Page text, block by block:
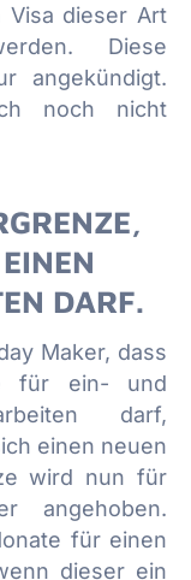
Visa dieser Art
Diese
angekündigt.
noch nicht
DARF.
Maker, dass
für ein- und
darf,
einen neuen
wird nun für
angehoben.
für einen
dieser ein